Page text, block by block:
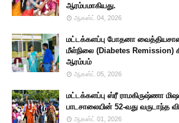
ஆரம்பமாகியது.
ஆகஸ்ட் 04, 2026
மட்டக்களப்பு போதனா
மீள்நிலை (Diabetes Remission)
ஆரம்பம்
ஆகஸ்ட் 05, 2026
மட்டக்களப்பு ஸ்ரீ ராமகிருஷ்ணா
பாடசாலையின் 52-வது வருடாந்த
ஆகஸ்ட் 01, 2026